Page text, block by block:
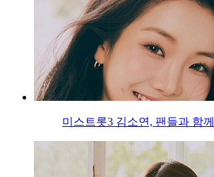
미스트롯3 김소연, 팬들과 함